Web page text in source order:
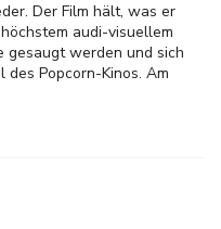
Der Film hält, was er
audi-visuellem
gesaugt werden und sich
Popcorn-Kinos. Am